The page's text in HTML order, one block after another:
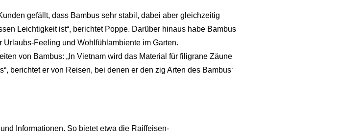
gefällt, dass Bambus sehr stabil, dabei aber gleichzeitig
Leichtigkeit ist“, berichtet Poppe. Darüber hinaus habe Bambus
Feeling und Wohlfühlambiente im Garten.
von Bambus: „In Vietnam wird das Material für filigrane Zäune
berichtet er von Reisen, bei denen er den zig Arten des Bambus‘
Informationen. So bietet etwa die Raiffeisen-